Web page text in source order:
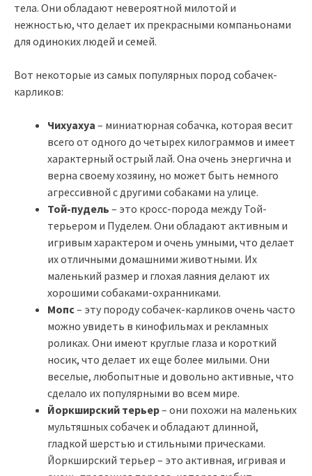
тела. Они обладают невероятной милотой и
нежностью, что делает их прекрасными компаньонами
для одиноких людей и семей.
Вот некоторые из самых популярных пород собачек-
карликов:
Чихуахуа – миниатюрная собачка, которая весит
всего от одного до четырех килограммов и имеет
характерный острый лай. Она очень энергична и
верна своему хозяину, но может быть немного
агрессивной с другими собаками на улице.
Той-пудель – это кросс-порода между Той-
терьером и Пуделем. Они обладают активным и
игривым характером и очень умными, что делает
их отличными домашними животными. Их
маленький размер и глохая лаяния делают их
хорошими собаками-охранниками.
Мопс– эту породу собачек-карликов очень часто
можно увидеть в кинофильмах и рекламных
роликах. Они имеют круглые глаза и короткий
носик, что делает их еще более милыми. Они
веселые, любопытные и довольно активные, что
сделало их популярными во всем мире.
Йоркширский терьер– они похожи на маленьких
мультяшных собачек и обладают длинной,
гладкой шерстью и стильными прическами.
Йоркширский терьер – это активная, игривая и